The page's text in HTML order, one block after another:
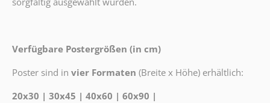
Verfügbare Postergrößen (in cm)
Poster sind in vier Formaten (Breite x Höhe) erhältlich:
20x30 | 30x45 | 40x60 | 60x90 |